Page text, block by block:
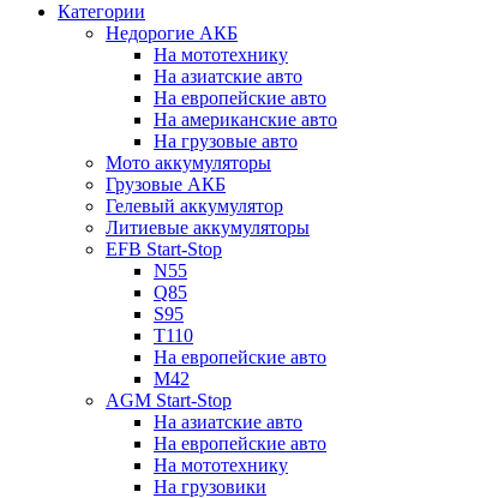
Категории
Недорогие АКБ
На мототехнику
На азиатские авто
На европейские авто
На американские авто
На грузовые авто
Мото аккумуляторы
Грузовые АКБ
Гелевый аккумулятор
Литиевые аккумуляторы
EFB Start-Stop
N55
Q85
S95
T110
На европейские авто
M42
AGM Start-Stop
На азиатские авто
На европейские авто
На мототехнику
На грузовики